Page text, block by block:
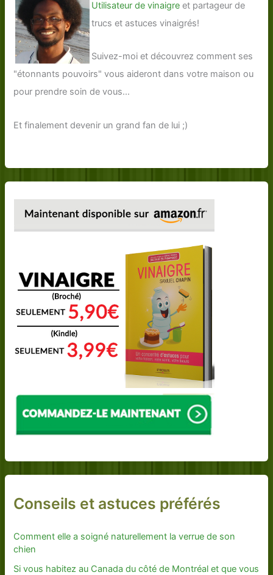
Utilisateur de vinaigre et partageur de
trucs et astuces vinaigrés!
Suivez-moi et découvrez comment ses
"étonnants pouvoirs" vous aideront dans votre maison ou
pour prendre soin de vous...
Et finalement devenir un grand fan de lui ;)
Conseils et astuces préférés
Comment elle a soigné naturellement la verrue de son
chien
Si vous habitez au Canada du côté de Montréal et que vous